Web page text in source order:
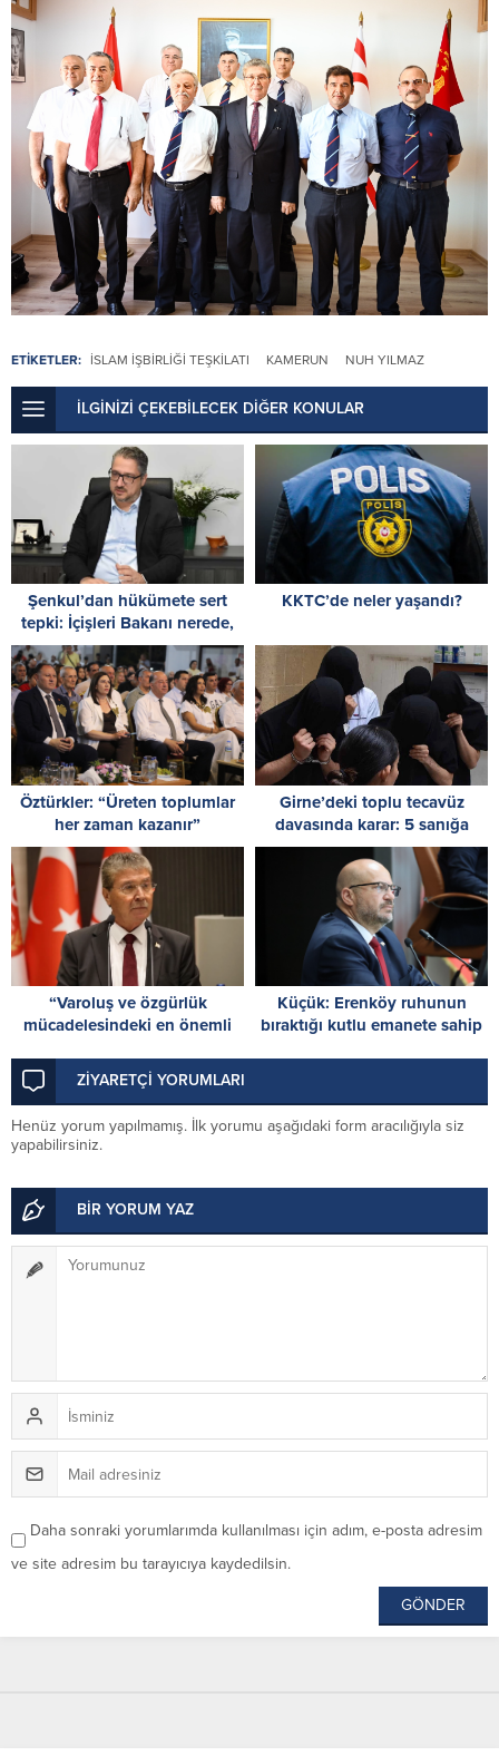
ETİKETLER: İSLAM İŞBIRLIĞI TEŞKILATI KAMERUN NUH YILMAZ
İLGİNİZİ ÇEKEBİLECEK DİĞER KONULAR
Şenkul’dan hükümete sert
tepki: İçişleri Bakanı nerede,
Başbakan nerede?
KKTC’de neler yaşandı?
Öztürkler: “Üreten toplumlar
her zaman kazanır”
Girne’deki toplu tecavüz
davasında karar: 5 sanığa
toplam 55 yıl hapis
“Varoluş ve özgürlük
mücadelesindeki en önemli
Küçük: Erenköy ruhunun
bıraktığı kutlu emanete sahip
ZİYARETÇİ YORUMLARI
Henüz yorum yapılmamış. İlk yorumu aşağıdaki form aracılığıyla siz
yapabilirsiniz.
BİR YORUM YAZ
Daha sonraki yorumlarımda kullanılması için adım, e-posta adresim
ve site adresim bu tarayıcıya kaydedilsin.